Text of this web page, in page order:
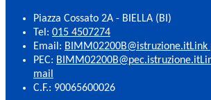
Piazza Cossato 2A - BIELLA (BI)
Tel: 015 4507274
Email: BIMM02200B@istruzione.it
PEC: BIMM02200B@pec.istruzione.it
mail
C.F.: 90065600026